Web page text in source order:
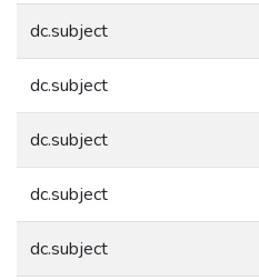
dc.subject
dc.subject
dc.subject
dc.subject
dc.subject